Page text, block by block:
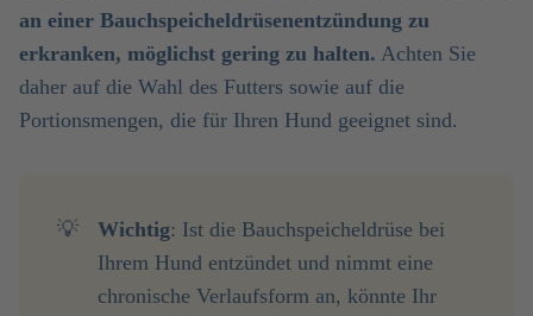
an einer Bauchspeicheldrüsenentzündung zu
erkranken, möglichst gering zu halten. Achten Sie
daher auf die Wahl des Futters sowie auf die
Portionsmengen, die für Ihren Hund geeignet sind.
💡 Wichtig: Ist die Bauchspeicheldrüse bei
Ihrem Hund entzündet und nimmt eine
chronische Verlaufsform an, könnte Ihr